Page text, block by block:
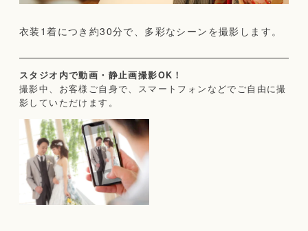
衣装1着につき約30分で、多彩なシーンを撮影します。
スタジオ内で動画・静止画撮影OK！
撮影中、お客様ご自身で、スマートフォンなどでご自由に撮
影していただけます。